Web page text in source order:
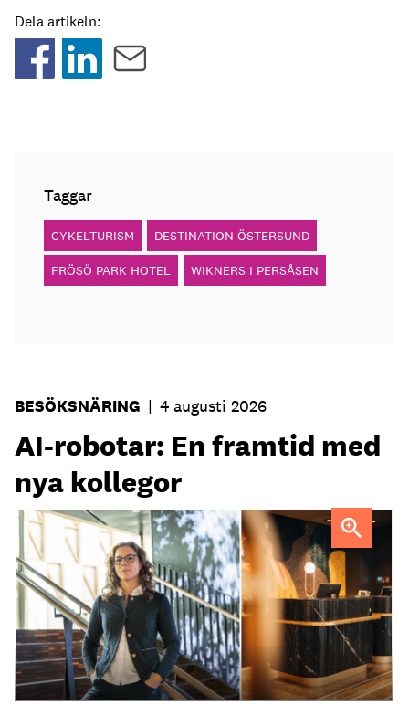
Dela artikeln:
Taggar
CYKELTURISM DESTINATION ÖSTERSUND
FRÖSÖ PARK HOTEL WIKNERS I PERSÅSEN
BESÖKSNÄRING | 4 augusti 2026
AI-robotar: En framtid med
nya kollegor
Professor Kristina Palm FOTO: Theresia Viska FOTO:
Dylan Calluy / Unsplash